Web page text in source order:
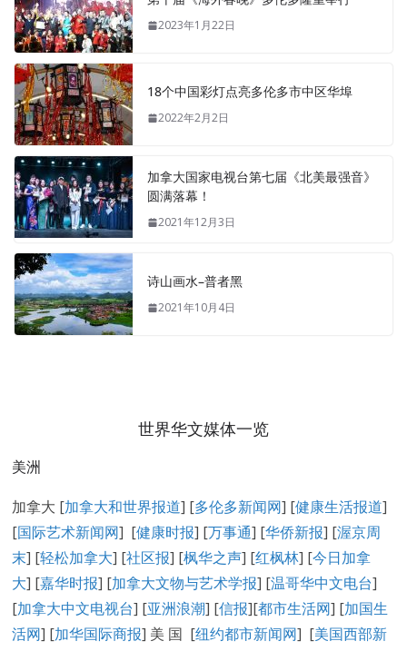
2023年1月22日
18个中国彩灯点亮多伦多市中区华埠
2022年2月2日
加拿大国家电视台第七届《北美最强音》
圆满落幕！
2021年12月3日
诗山画水–普者黑
2021年10月4日
世界华文媒体一览
美洲
加拿大 [加拿大和世界报道] [多伦多新闻网] [健康生活报道]
[国际艺术新闻网] [健康时报] [万事通] [华侨新报] [渥京周
末] [轻松加拿大] [社区报] [枫华之声] [红枫林] [今日加拿
大] [嘉华时报] [加拿大文物与艺术学报] [温哥华中文电台]
[加拿大中文电视台] [亚洲浪潮] [信报][都市生活网] [加国生
活网] [加华国际商报] 美 国 [纽约都市新闻网] [美国西部新